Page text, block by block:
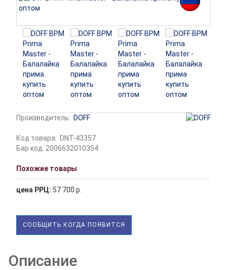
Производитель: DOFF
Код товара: DNT-43357
Бар код: 2006632010354
Похожие товары
цена РРЦ: 57 700 р.
СООБЩИТЬ КОГДА ПОЯВИТСЯ
Описание